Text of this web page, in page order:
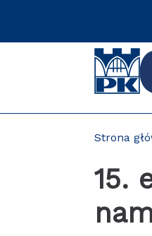
Strona
15.